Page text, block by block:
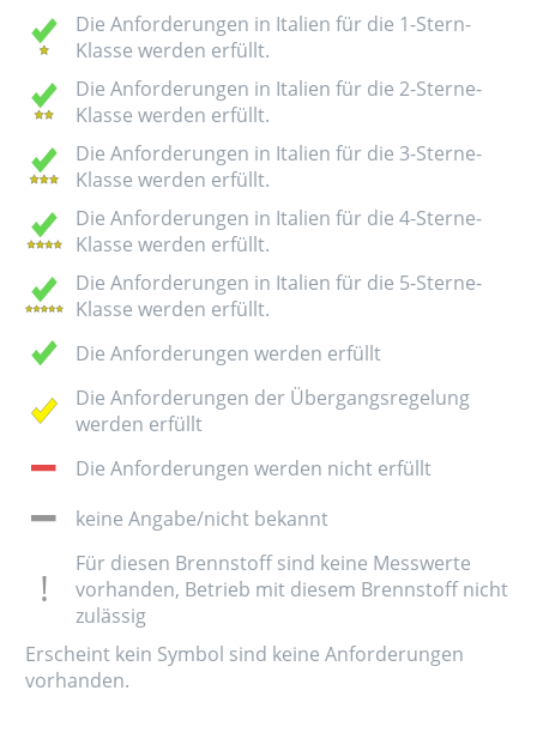
Die Anforderungen in Italien für die 1-Stern-
Klasse werden erfüllt.
Die Anforderungen in Italien für die 2-Sterne-
Klasse werden erfüllt.
Die Anforderungen in Italien für die 3-Sterne-
Klasse werden erfüllt.
Die Anforderungen in Italien für die 4-Sterne-
Klasse werden erfüllt.
Die Anforderungen in Italien für die 5-Sterne-
Klasse werden erfüllt.
Die Anforderungen werden erfüllt
Die Anforderungen der Übergangsregelung
werden erfüllt
Die Anforderungen werden nicht erfüllt
keine Angabe/nicht bekannt
Für diesen Brennstoff sind keine Messwerte
vorhanden, Betrieb mit diesem Brennstoff nicht
zulässig
Erscheint kein Symbol sind keine Anforderungen
vorhanden.